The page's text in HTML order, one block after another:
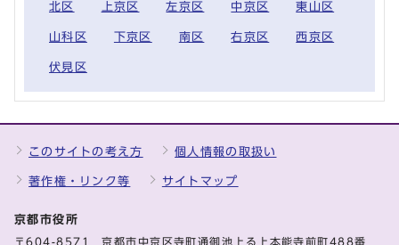
北区 上京区 左京区 中京区 東山区
山科区 下京区 南区 右京区 西京区
伏見区
このサイトの考え方 個人情報の取扱い
著作権・リンク等 サイトマップ
京都市役所
〒604-8571 京都市中京区寺町通御池上る上本能寺前町488番